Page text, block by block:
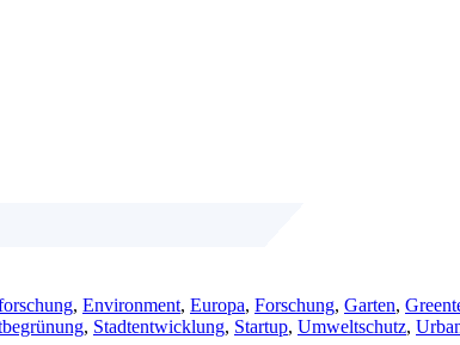
, Environment, Europa, Forschung, Garten,
, Stadtentwicklung, Startup, Umweltschutz,